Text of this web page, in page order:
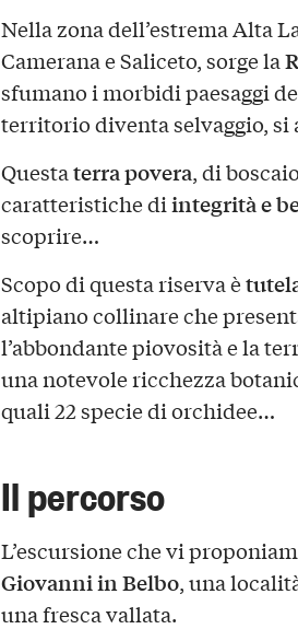
Nella zona dell’estrema Alta
Camerana e Saliceto, sorge la
sfumano i morbidi paesaggi
territorio diventa selvaggio, si
Questaterra povera, di
caratteristiche diintegrità e
scoprire…
Scopo di questa riserva è
altipiano collinare che
l’abbondante piovosità e la
una notevole ricchezza
quali 22 specie di orchidee…
Il percorso
L’escursione che vi
Giovanni in Belbo, una
una fresca vallata.